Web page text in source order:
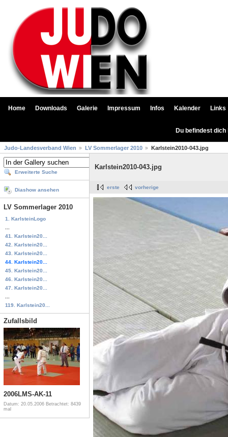
Home Downloads Galerie Impressum Infos Kalender Links
Du befindest
Judo-Landesverband Wien LV Sommerlager 2010 Karlstein2010-043.jpg
Erweiterte Suche
Diashow ansehen
LV Sommerlager 2010
1. KarlsteinLogo
41. Karlstein20...
42. Karlstein20...
43. Karlstein20...
44. Karlstein20...
45. Karlstein20...
46. Karlstein20...
47. Karlstein20...
119. Karlstein20...
Zufallsbild
2006LMS-AK-11
Datum: 20.05.2006 Betrachtet: 8439
mal
Karlstein2010-043.jpg
erste vorherige